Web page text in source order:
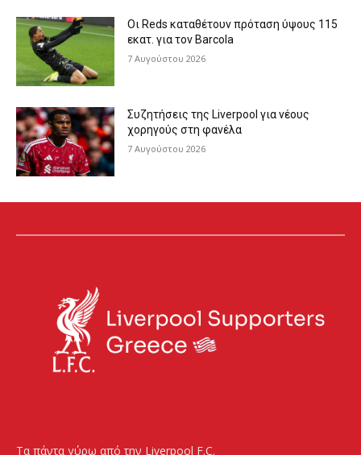
Οι Reds καταθέτουν πρόταση ύψους 115
εκατ. για τον Barcola
7 Αυγούστου 2026
Συζητήσεις της Liverpool για νέους
χορηγούς στη φανέλα
7 Αυγούστου 2026
Τα πάντα γύρω από την Liverpool F.C.